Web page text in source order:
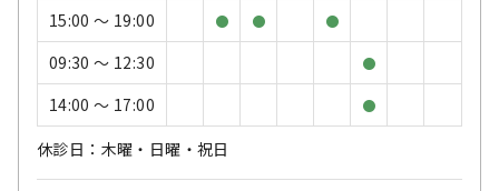
15:00 〜 19:00 ● ● ●
09:30 〜 12:30 ●
14:00 〜 17:00 ●
休診日：木曜・日曜・祝日